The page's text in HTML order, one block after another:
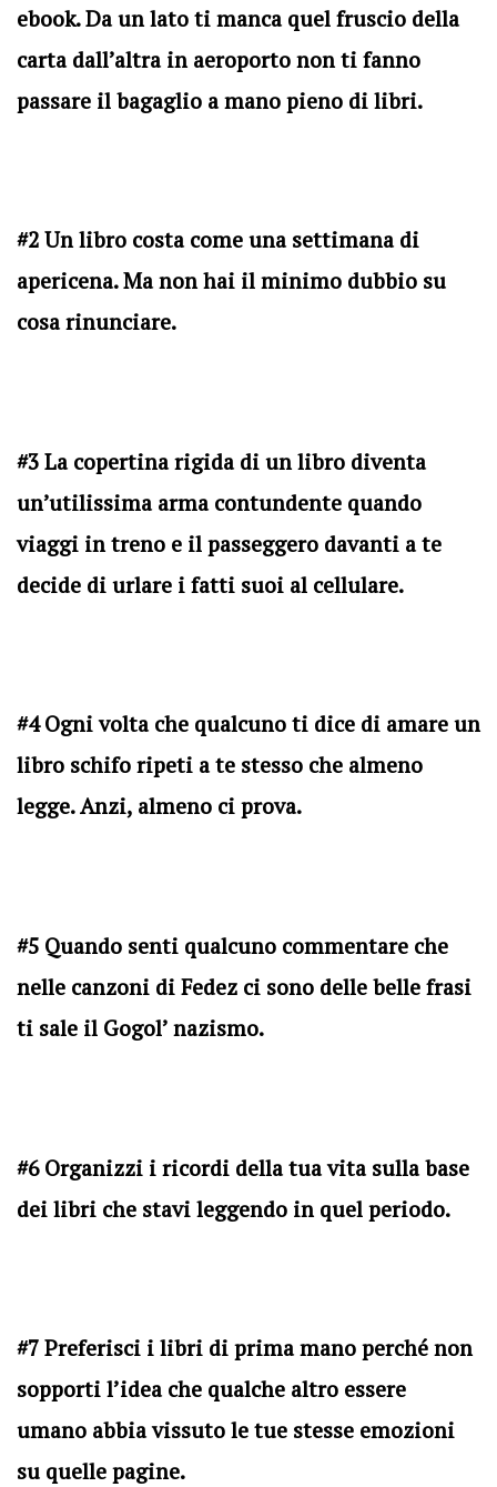
ebook. Da un lato ti manca quel fruscio della
carta dall’altra in aeroporto non ti fanno
passare il bagaglio a mano pieno di libri.
#2 Un libro costa come una settimana di
apericena. Ma non hai il minimo dubbio su
cosa rinunciare.
#3 La copertina rigida di un libro diventa
un’utilissima arma contundente quando
viaggi in treno e il passeggero davanti a te
decide di urlare i fatti suoi al cellulare.
#4 Ogni volta che qualcuno ti dice di amare un
libro schifo ripeti a te stesso che almeno
legge. Anzi, almeno ci prova.
#5 Quando senti qualcuno commentare che
nelle canzoni di Fedez ci sono delle belle frasi
ti sale il Gogol’ nazismo.
#6 Organizzi i ricordi della tua vita sulla base
dei libri che stavi leggendo in quel periodo.
#7 Preferisci i libri di prima mano perché non
sopporti l’idea che qualche altro essere
umano abbia vissuto le tue stesse emozioni
su quelle pagine.